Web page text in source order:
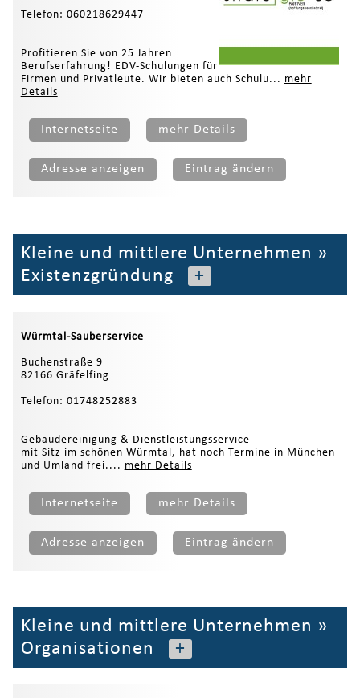
Telefon: 060218629447
​Profitieren Sie von 25 Jahren
Berufserfahrung! EDV-Schulungen für
Firmen und Privatleute. Wir bieten auch Schulu... mehr
Details
Internetseite mehr Details
Adresse anzeigen Eintrag ändern
Kleine und mittlere Unternehmen »
Existenzgründung
+
Würmtal-Sauberservice
Buchenstraße 9
82166 Gräfelfing
Telefon: 01748252883
Gebäudereinigung & Dienstleistungsservice
mit Sitz im schönen Würmtal, hat noch Termine in München
und Umland frei.... mehr Details
Internetseite mehr Details
Adresse anzeigen Eintrag ändern
Kleine und mittlere Unternehmen »
Organisationen
+